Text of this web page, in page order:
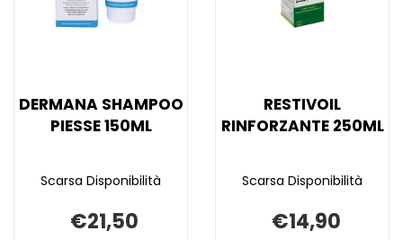
DERMANA SHAMPOO
PIESSE 150ML
Scarsa Disponibilità
€21,50
RESTIVOIL
RINFORZANTE 250ML
Scarsa Disponibilità
€14,90